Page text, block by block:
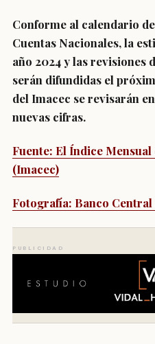
Conforme al calendario
Cuentas Nacionales, la
año 2024 y las revisiones
serán difundidas el
del Imacec se revisarán
nuevas cifras.
Fuente: El Índice
(Imacec)
Fotografía: Banco
PUBLICIDAD